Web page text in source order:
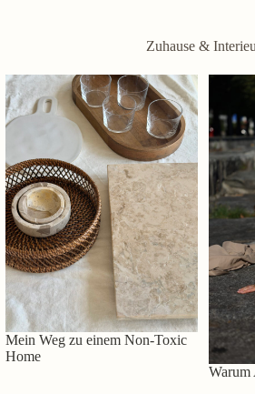
Zuhause &
Mein Weg zu einem Non-Toxic
Home
Warum